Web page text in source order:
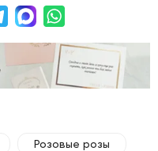
Розовые розы